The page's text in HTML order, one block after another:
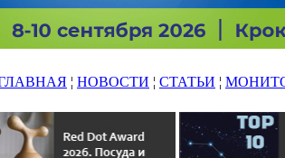
¦ НОВОСТИ ¦ СТАТЬИ ¦